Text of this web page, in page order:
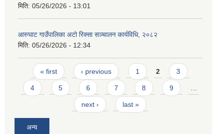
मिति: 05/26/2026 - 13:01
आरुघाट गाउँपालिका अटो रिक्सा सञ्चालन कार्यविधि, २०८२
मिति: 05/26/2026 - 12:34
Pages
« first ‹ previous 1 2 3
4 5 6 7 8 9 …
next › last »
अन्य